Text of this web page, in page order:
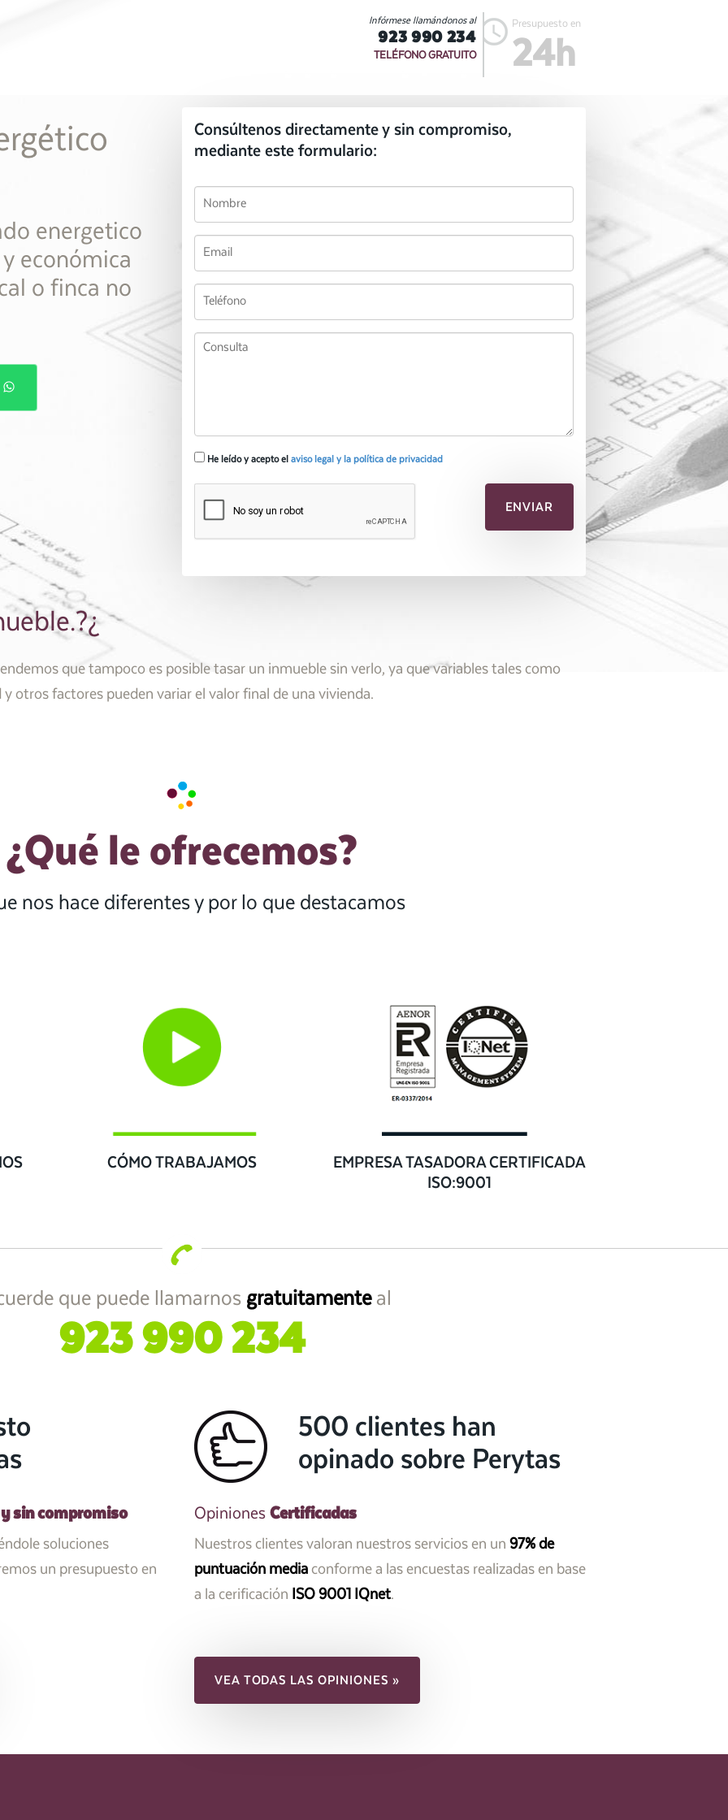
Presupuesto en
24h
Infórmese llamándonos al
923 990 234
TELÉFONO GRATUITO
energetico
económica
o finca no
Consúltenos directamente y sin compromiso,
mediante este formulario:
He leído y acepto el aviso legal y la política de privacidad
que tampoco es posible tasar un inmueble sin verlo, ya que variables tales como
otros factores pueden variar el valor final de una vivienda.
¿Qué le ofrecemos?
nos hace diferentes y por lo que destacamos
CÓMO TRABAJAMOS
EMPRESA TASADORA CERTIFICADA
ISO:9001
que puede llamarnos gratuitamenteal
923 990 234
sin compromiso
soluciones
un presupuesto en
500 clientes han
opinado sobre Perytas
Opiniones Certificadas
Nuestros clientes valoran nuestros servicios en un 97% de
puntuación mediaconforme a las encuestas realizadas en base
a la cerificación ISO 9001 IQnet.
VEA TODAS LAS OPINIONES »